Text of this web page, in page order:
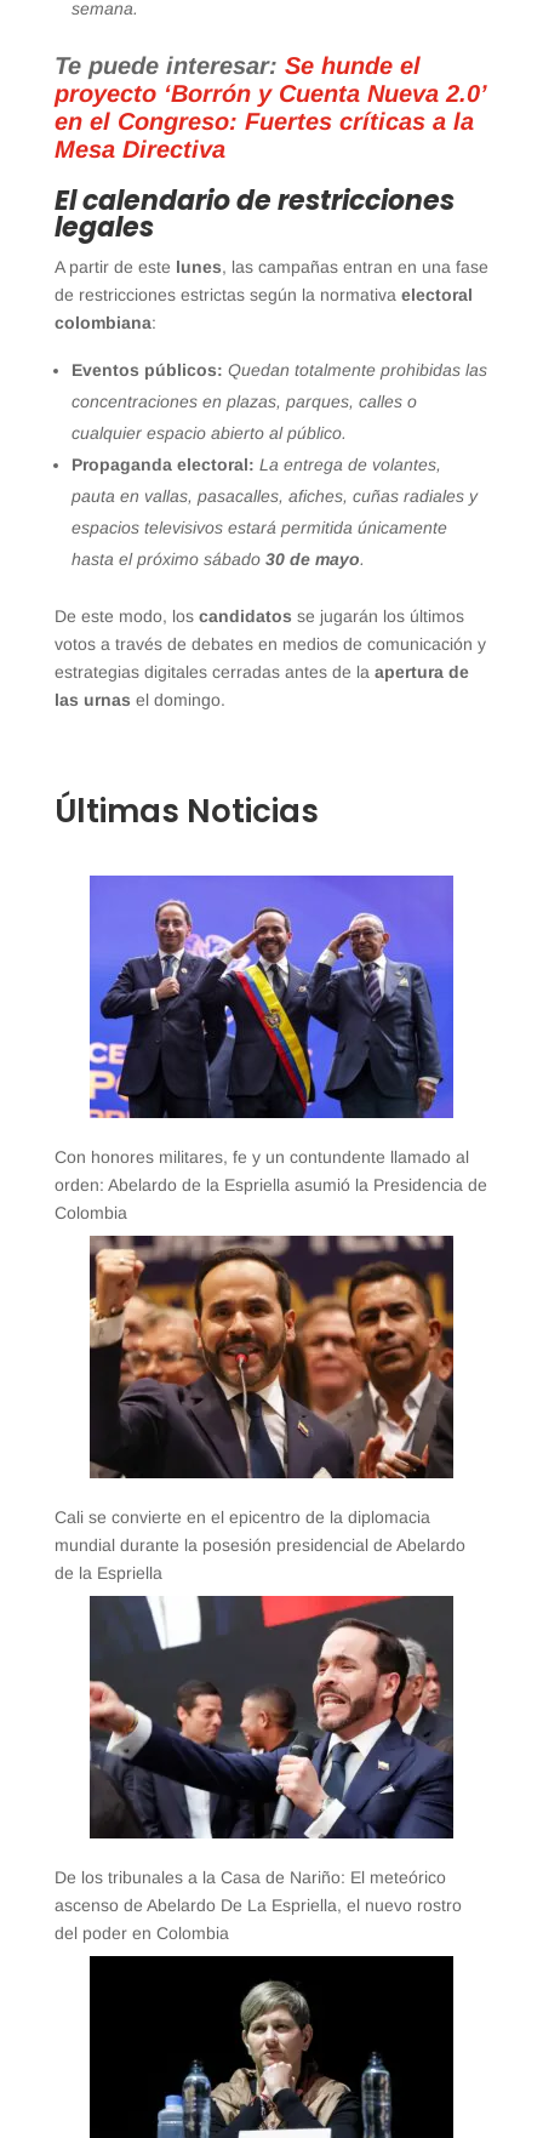
semana.
Te puede interesar: Se hunde el
proyecto ‘Borrón y Cuenta Nueva 2.0’
en el Congreso: Fuertes críticas a la
Mesa Directiva
El calendario de restricciones
legales
A partir de este lunes, las campañas entran en una fase
de restricciones estrictas según la normativa electoral
colombiana:
Eventos públicos: Quedan totalmente prohibidas las
concentraciones en plazas, parques, calles o
cualquier espacio abierto al público.
Propaganda electoral: La entrega de volantes,
pauta en vallas, pasacalles, afiches, cuñas radiales y
espacios televisivos estará permitida únicamente
hasta el próximo sábado 30 de mayo.
De este modo, los candidatos se jugarán los últimos
votos a través de debates en medios de comunicación y
estrategias digitales cerradas antes de la apertura de
las urnas el domingo.
Últimas Noticias
Con honores militares, fe y un contundente llamado al
orden: Abelardo de la Espriella asumió la Presidencia de
Colombia
Cali se convierte en el epicentro de la diplomacia
mundial durante la posesión presidencial de Abelardo
de la Espriella
De los tribunales a la Casa de Nariño: El meteórico
ascenso de Abelardo De La Espriella, el nuevo rostro
del poder en Colombia